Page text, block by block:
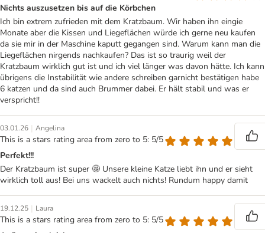
Nichts auszusetzen bis auf die Körbchen
Ich bin extrem zufrieden mit dem Kratzbaum. Wir haben ihn eingie
Monate aber die Kissen und Liegeflächen würde ich gerne neu kaufen
da sie mir in der Maschine kaputt gegangen sind. Warum kann man die
Liegeflächen nirgends nachkaufen? Das ist so traurig weil der
Kratzbaum wirklich gut ist und ich viel länger was davon hätte. Ich kann
übrigens die Instabilität wie andere schreiben garnicht bestätigen habe
6 katzen und da sind auch Brummer dabei. Er hält stabil und was er
verspricht!!
03.01.26 | Angelina
This is a stars rating area from zero to 5: 5/5
Perfekt!!!
Der Kratzbaum ist super 🤩 Unsere kleine Katze liebt ihn und er sieht
wirklich toll aus! Bei uns wackelt auch nichts! Rundum happy damit
19.12.25 | Laura
This is a stars rating area from zero to 5: 5/5